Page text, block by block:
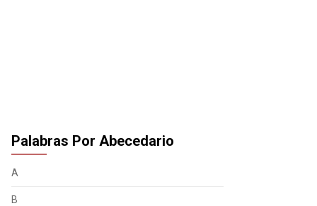
Palabras Por Abecedario
A
B